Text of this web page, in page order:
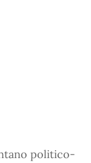
politico-